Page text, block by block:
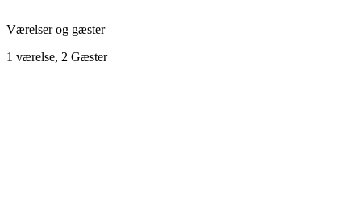
Værelser og gæster
1 værelse, 2 Gæster